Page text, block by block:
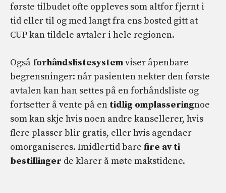
første tilbudet ofte oppleves som altfor fjernt i
tid eller til og med langt fra ens bosted gitt at
CUP kan tildele avtaler i hele regionen.
Også forhåndslistesystemviser åpenbare
begrensninger: når pasienten nekter den første
avtalen kan han settes på en forhåndsliste og
fortsetter å vente på en tidlig omplasseringnoe
som kan skje hvis noen andre kansellerer, hvis
flere plasser blir gratis, eller hvis agendaer
omorganiseres. Imidlertid bare fire av ti
bestillinger de klarer å møte makstidene.